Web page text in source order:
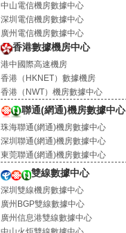
中山電信機房數據中心
深圳電信機房數據中心
廣州電信機房數據中心
香港數據機房中心
港中國際高速機房
香港（HKNET）數據機房
香港（NWT）機房數據中心
聯通(網通)機房數據中心
珠海聯通(網通)機房數據中心
深圳聯通(網通)機房數據中心
東莞聯通(網通)機房數據中心
雙線數據中心
深圳雙線機房數據中心
廣州BGP雙線數據中心
廣州信息港雙線數據中心